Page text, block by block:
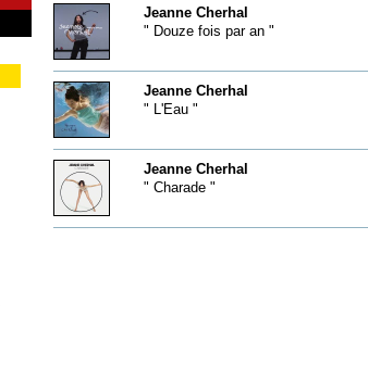
Jeanne Cherhal
" Douze fois par an "
Jeanne Cherhal
" L'Eau "
Jeanne Cherhal
" Charade "